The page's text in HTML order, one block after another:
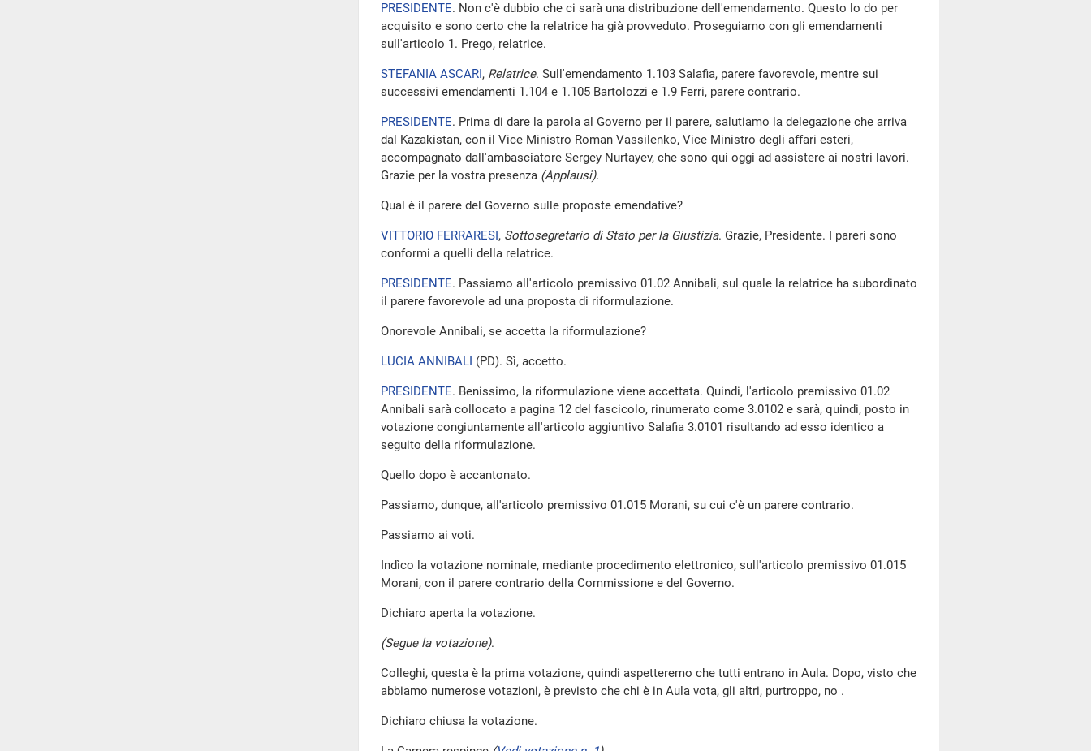
PRESIDENTE. Non c'è dubbio che ci sarà una distribuzione dell'emendamento. Questo lo do per
acquisito e sono certo che la relatrice ha già provveduto. Proseguiamo con gli emendamenti
sull'articolo 1. Prego, relatrice.
STEFANIA ASCARI, Relatrice. Sull'emendamento 1.103 Salafia, parere favorevole, mentre sui
successivi emendamenti 1.104 e 1.105 Bartolozzi e 1.9 Ferri, parere contrario.
PRESIDENTE. Prima di dare la parola al Governo per il parere, salutiamo la delegazione che arriva
dal Kazakistan, con il Vice Ministro Roman Vassilenko, Vice Ministro degli affari esteri,
accompagnato dall'ambasciatore Sergey Nurtayev, che sono qui oggi ad assistere ai nostri lavori.
Grazie per la vostra presenza (Applausi).
Qual è il parere del Governo sulle proposte emendative?
VITTORIO FERRARESI, Sottosegretario di Stato per la Giustizia. Grazie, Presidente. I pareri sono
conformi a quelli della relatrice.
PRESIDENTE. Passiamo all'articolo premissivo 01.02 Annibali, sul quale la relatrice ha subordinato
il parere favorevole ad una proposta di riformulazione.
Onorevole Annibali, se accetta la riformulazione?
LUCIA ANNIBALI (PD). Sì, accetto.
PRESIDENTE. Benissimo, la riformulazione viene accettata. Quindi, l'articolo premissivo 01.02
Annibali sarà collocato a pagina 12 del fascicolo, rinumerato come 3.0102 e sarà, quindi, posto in
votazione congiuntamente all'articolo aggiuntivo Salafia 3.0101 risultando ad esso identico a
seguito della riformulazione.
Quello dopo è accantonato.
Passiamo, dunque, all'articolo premissivo 01.015 Morani, su cui c'è un parere contrario.
Passiamo ai voti.
Indìco la votazione nominale, mediante procedimento elettronico, sull'articolo premissivo 01.015
Morani, con il parere contrario della Commissione e del Governo.
Dichiaro aperta la votazione.
(Segue la votazione).
Colleghi, questa è la prima votazione, quindi aspetteremo che tutti entrano in Aula. Dopo, visto che
abbiamo numerose votazioni, è previsto che chi è in Aula vota, gli altri, purtroppo, no .
Dichiaro chiusa la votazione.